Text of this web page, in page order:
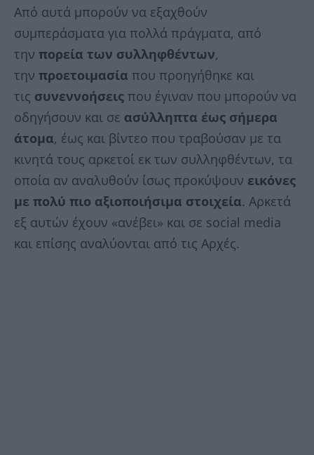
Από αυτά μπορούν να εξαχθούν
συμπεράσματα για πολλά πράγματα, από
την πορεία των συλληφθέντων,
την προετοιμασία που προηγήθηκε και
τις συνεννοήσεις που έγιναν που μπορούν να
οδηγήσουν και σε ασύλληπτα έως σήμερα
άτομα, έως και βίντεο που τραβούσαν με τα
κινητά τους αρκετοί εκ των συλληφθέντων, τα
οποία αν αναλυθούν ίσως προκύψουν εικόνες
με πολύ πιο αξιοποιήσιμα στοιχεία. Αρκετά
εξ αυτών έχουν «ανέβει» και σε social media
και επίσης αναλύονται από τις Αρχές.